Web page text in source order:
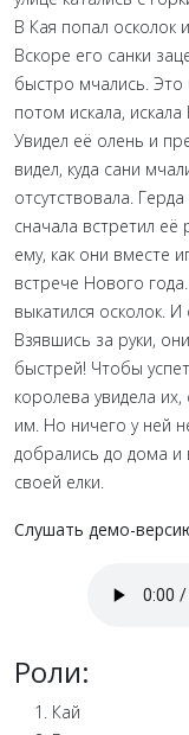
В Кая попал осколок
Вскоре его санки
быстро мчались.
потом искала,
Увидел её олень и
видел, куда сани
отсутствовала.
сначала встретил её
ему, как они вместе
встрече Нового
выкатился осколок.
Взявшись за руки,
быстрей! Чтобы
королева увидела
им. Но ничего у ней
добрались до дома и
своей елки.
Слушать демо-
Роли:
Кай